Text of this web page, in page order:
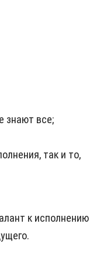
знают все;
так и то,
к исполнению